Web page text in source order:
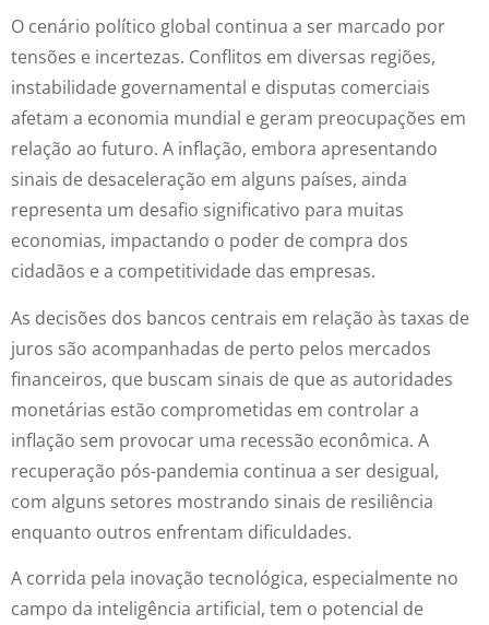
O cenário político global continua a ser marcado por
tensões e incertezas. Conflitos em diversas regiões,
instabilidade governamental e disputas comerciais
afetam a economia mundial e geram preocupações em
relação ao futuro. A inflação, embora apresentando
sinais de desaceleração em alguns países, ainda
representa um desafio significativo para muitas
economias, impactando o poder de compra dos
cidadãos e a competitividade das empresas.
As decisões dos bancos centrais em relação às taxas de
juros são acompanhadas de perto pelos mercados
financeiros, que buscam sinais de que as autoridades
monetárias estão comprometidas em controlar a
inflação sem provocar uma recessão econômica. A
recuperação pós-pandemia continua a ser desigual,
com alguns setores mostrando sinais de resiliência
enquanto outros enfrentam dificuldades.
A corrida pela inovação tecnológica, especialmente no
campo da inteligência artificial, tem o potencial de